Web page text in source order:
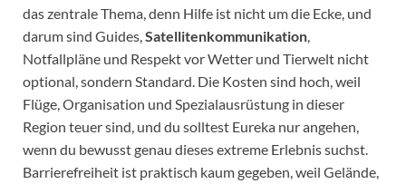
das zentrale Thema, denn Hilfe ist nicht um die Ecke, und
darum sind Guides, Satellitenkommunikation
Notfallpläne und Respekt vor Wetter und Tierwelt nicht
optional, sondern Standard. Die Kosten sind hoch, weil
Flüge, Organisation und Spezialausrüstung in dieser
Region teuer sind, und du solltest Eureka nur angehen,
wenn du bewusst genau dieses extreme Erlebnis suchst.
Barrierefreiheit ist praktisch kaum gegeben, weil Gelände,